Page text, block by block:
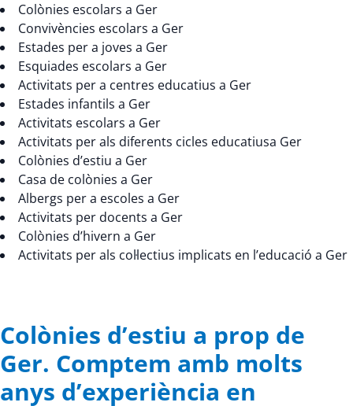
Colònies escolars a Ger
Convivències escolars a Ger
Estades per a joves a Ger
Esquiades escolars a Ger
Activitats per a centres educatius a Ger
Estades infantils a Ger
Activitats escolars a Ger
Activitats per als diferents cicles educatiusa Ger
Colònies d’estiu a Ger
Casa de colònies a Ger
Albergs per a escoles a Ger
Activitats per docents a Ger
Colònies d’hivern a Ger
Activitats per als col·lectius implicats en l’educació a Ger
Colònies d’estiu a prop de
Ger. Comptem amb molts
anys d’experiència en